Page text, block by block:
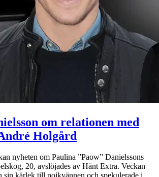
om relationen med
Holgård
nyheten om Paulina ”Paow” Danielssons
20, avslöjades av Hänt Extra. Veckan